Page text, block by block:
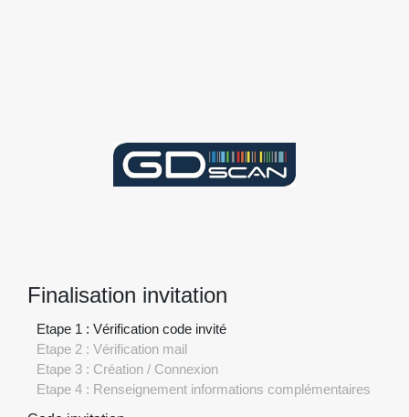
Finalisation invitation
Etape 1 : Vérification code invité
Etape 2 : Vérification mail
Etape 3 : Création / Connexion
Etape 4 : Renseignement informations complémentaires